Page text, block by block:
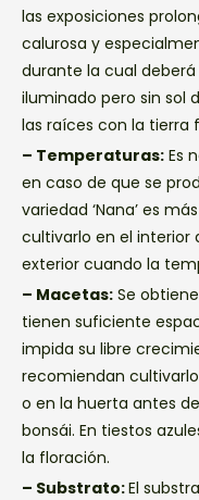
las exposiciones
calurosa y
durante la cual
iluminado pero sin sol
las raíces con la tierra
– Temperaturas: Es
en caso de que se
variedad ‘Nana’ es
cultivarlo en el interior
exterior cuando la
– Macetas: Se
tienen suficiente
impida su libre
recomiendan
o en la huerta antes
bonsái. En tiestos
la floración.
– Substrato:El